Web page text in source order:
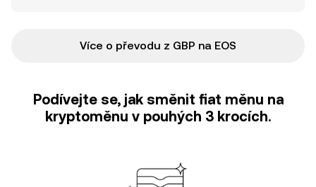
Více o převodu z GBP na EOS
Podívejte se, jak směnit fiat měnu na
kryptoměnu v pouhých 3 krocích.